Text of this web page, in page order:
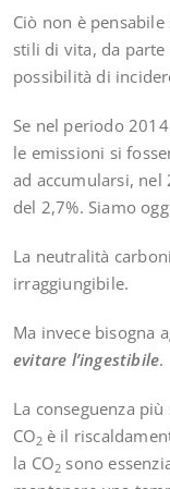
Ciò non è
stili di vita, da
possibilità di
Se nel periodo
le emissioni si
ad accumularsi, nel
del 2,7%. Siamo
La neutralità
irraggiungibile.
Ma invece bisogna
evitare l’ingestibile.
La conseguenza
CO2 è il
la CO2 sono